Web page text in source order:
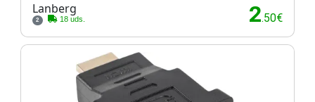
Lanberg
2 18 uds. 2.50€